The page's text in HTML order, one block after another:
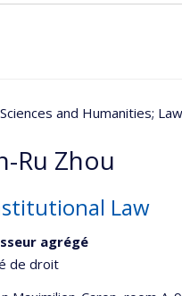
and Humanities; Law
Ru Zhou
Law
agrégé
de droit